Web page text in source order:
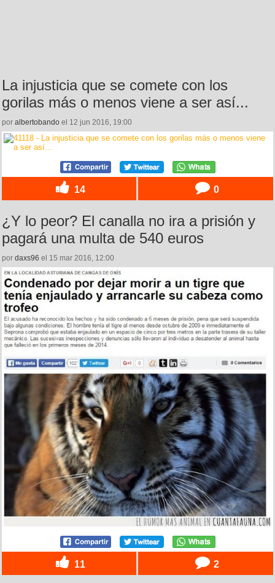
La injusticia que se comete con los
gorilas más o menos viene a ser así...
por albertobando el 12 jun 2016, 19:00
14 0
¿Y lo peor? El canalla no ira a prisión y
pagará una multa de 540 euros
por daxs96 el 15 mar 2016, 12:00
11 2